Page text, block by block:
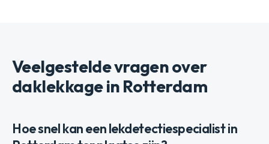
Veelgestelde vragen over
daklekkage in Rotterdam
Hoe snel kan een lekdetectiespecialist in